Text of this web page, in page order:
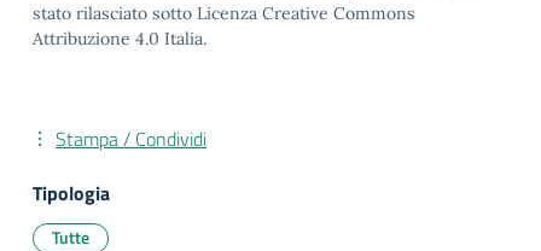
stato rilasciato sotto Licenza Creative Commons
Attribuzione 4.0 Italia.
Stampa / Condividi
Tipologia
Tutte